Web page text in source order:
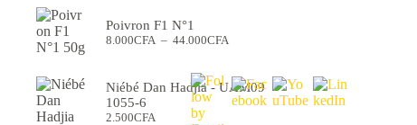
Poivron F1 N°1
8.000CFA – 44.000CFA
8.000CFA
à
Niébé Dan Hadjia - UAM09
1055-6
2.500CFA